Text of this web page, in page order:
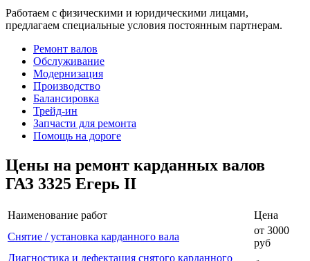
Работаем с физическими и юридическими лицами,
предлагаем специальные условия постоянным партнерам.
Ремонт валов
Обслуживание
Модернизация
Производство
Балансировка
Трейд-ин
Запчасти для ремонта
Помощь на дороге
Цены на ремонт карданных валов
ГАЗ 3325 Егерь II
Наименование работ
Цена
Снятие / установка карданного вала
от 3000
руб
Диагностика и дефектация снятого карданного